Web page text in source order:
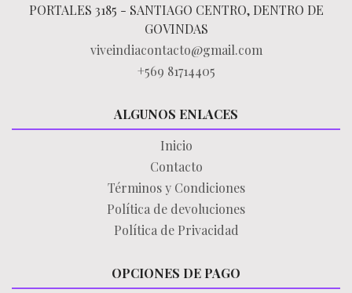
PORTALES 3185 - SANTIAGO CENTRO, DENTRO DE
GOVINDAS
viveindiacontacto@gmail.com
+569 81714405
ALGUNOS ENLACES
Inicio
Contacto
Términos y Condiciones
Política de devoluciones
Política de Privacidad
OPCIONES DE PAGO